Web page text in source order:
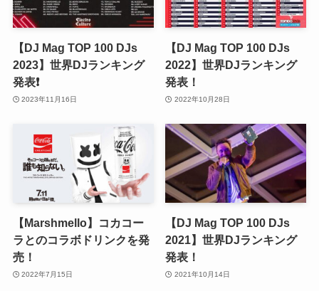
【DJ Mag TOP 100 DJs
2023】世界DJランキング
発表❗️
2023年11月16日
【DJ Mag TOP 100 DJs
2022】世界DJランキング
発表！
2022年10月28日
【Marshmello】コカコー
ラとのコラボドリンクを発
売！
2022年7月15日
【DJ Mag TOP 100 DJs
2021】世界DJランキング
発表！
2021年10月14日